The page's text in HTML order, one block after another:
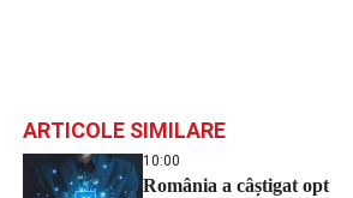
ARTICOLE SIMILARE
10:00
România a câștigat opt